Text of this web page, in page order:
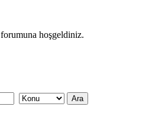
forumuna hoşgeldiniz.